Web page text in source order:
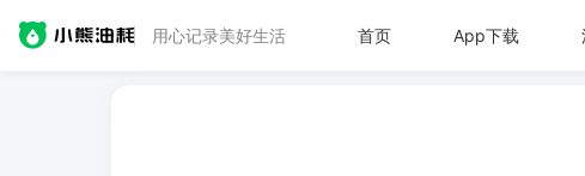
用心记录美好生活 首页 App下载